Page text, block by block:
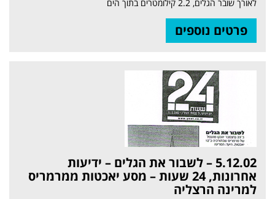
לאורך שובר הגלים, 2.2 קילומטרים בתוך הים
פרטים נוספים
5.12.02 – לשבור את הגלים – ידיעות
אחרונות, 24 שעות – מסע יאכטות ממרמריס
למרינה הרצליה